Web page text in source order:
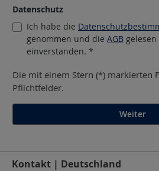
Datenschutz
Ich habe die
genommen und die AGB
einverstanden. *
Die mit einem Stern (*) markierten
Pflichtfelder.
Weiter
Kontakt | Deutschland